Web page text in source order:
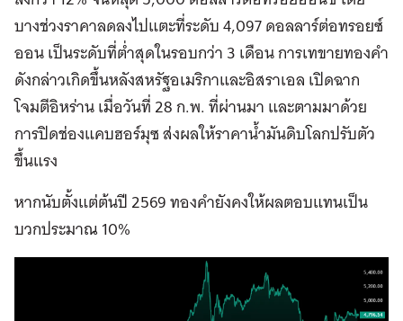
บางช่วงราคาลดลงไปแตะที่ระดับ 4,097 ดอลลาร์ต่อทรอยซ์
ออน เป็นระดับที่ต่ำสุดในรอบกว่า 3 เดือน การเทขายทองคำ
ดังกล่าวเกิดขึ้นหลังสหรัฐอเมริกาและอิสราเอล เปิดฉาก
โจมตีอิหร่าน เมื่อวันที่ 28 ก.พ. ที่ผ่านมา และตามมาด้วย
การปิดช่องแคบฮอร์มุซ ส่งผลให้ราคาน้ำมันดิบโลกปรับตัว
ขึ้นแรง
หากนับตั้งแต่ต้นปี 2569 ทองคำยังคงให้ผลตอบแทนเป็น
บวกประมาณ 10%